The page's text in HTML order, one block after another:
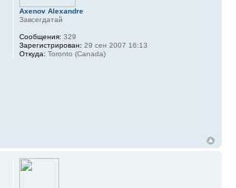
Axenov Alexandre
Завсегдатай
Сообщения: 329
Зарегистрирован: 29 сен 2007 16:13
Откуда: Toronto (Canada)